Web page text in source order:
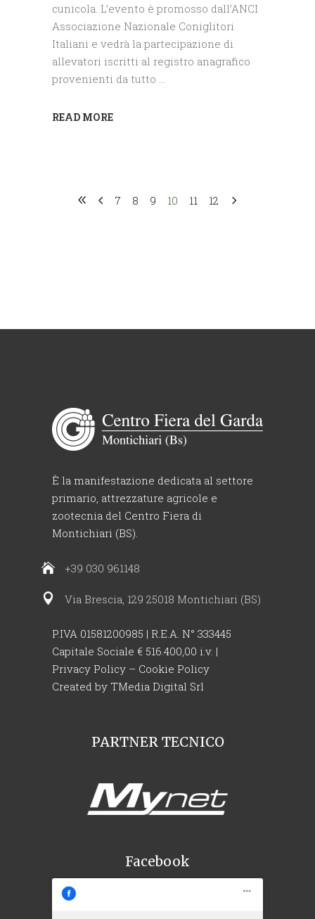
cunicola. L’evento è promosso dall’ANCI
Associazione Nazionale Coniglitori
Italiani e vedrà la partecipazione di
allevatori iscritti al registro anagrafico
provenienti da tutto
READ MORE
7 8 9 10 11 12
È la manifestazione dedicata al settore
primario, attrezzature agricole e
zootecnia del Centro Fiera di
Montichiari (BS).
+39 030 961148
Via Brescia, 129 25018 Montichiari (BS)
P.IVA 01581200985 | R.E.A. N° 333445
Capitale Sociale € 516.400,00 i.v. |
Privacy Policy – Cookie Policy
Created by TMedia Digital Srl
PARTNER TECNICO
Facebook